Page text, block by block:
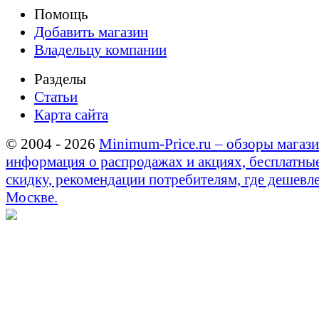
Помощь
Добавить магазин
Владельцу компании
Разделы
Статьи
Карта сайта
© 2004 - 2026 Minimum-Price.ru – обзоры
информация о распродажах и акциях,
скидку, рекомендации потребителям, где
Москве.